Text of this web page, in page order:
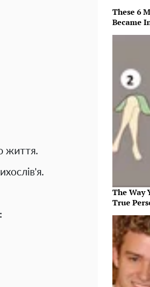
життя.
These 6
Became
The Way
True